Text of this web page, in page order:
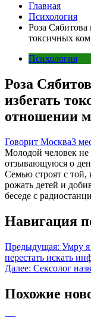
Главная
Психология
Роза Сябитова
токсичных
Психология
Роза
избегать
отношении
Говорит Москва3
Молодой человек
отзывающуюся о
Семью строят с той,
рожать детей и
беседе с
Навигация
Предыдущая: Умру я
перестать искать
Далее: Сексолог
Похожие